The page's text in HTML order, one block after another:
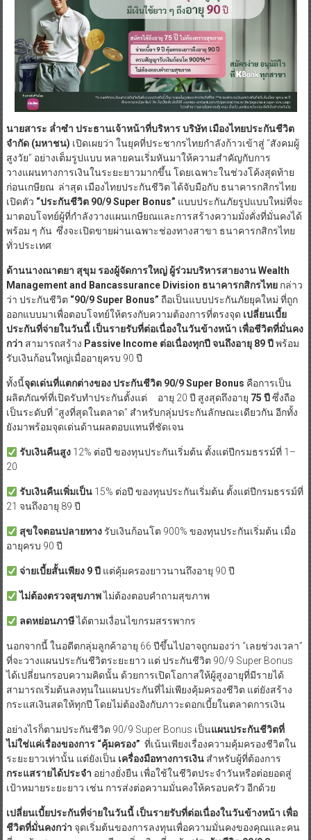
นายสาระ ล่ำซำ ประธานเจ้าหน้าที่บริหาร บริษัท เมืองไทยประกันชีวิต
จำกัด(มหาชน) เปิดเผยว่า ในยุคที่ประชากรไทยกำลังก้าวเข้าสู่ “สังคมผู้
สูงวัย” อย่างเต็มรูปแบบ หลายคนเริ่มหันมาให้ความสำคัญกับการ
วางแผนทางการเงินในระยะยาวมากขึ้น โดยเฉพาะในช่วงโค้งสุดท้าย
ก่อนเกษียณ ล่าสุด เมืองไทยประกันชีวิต ได้จับมือกับ ธนาคารกสิกรไทย
เปิดตัว “ประกันชีวิต 90/9 Super Bonus” แบบประกันภัยรูปแบบใหม่ที่จะ
มาตอบโจทย์ผู้ที่กำลังวางแผนเกษียณและการสร้างความมั่งคั่งที่มั่นคงได้
พร้อม ๆ กัน ซึ่งจะเปิดขายผ่านเฉพาะช่องทางสาขา ธนาคารกสิกรไทย
ทั่วประเทศ
ด้านนางณาตยา สุขุม รองผู้จัดการใหญ่ ผู้ร่วมบริหารสายงานWealth
Management and Bancassurance Division ธนาคารกสิกรไทย กล่าว
ว่า ประกันชีวิต “90/9 Super Bonus” ถือเป็นแบบประกันภัยยุคใหม่ ที่ถูก
ออกแบบมาเพื่อตอบโจทย์ให้ตรงกับความต้องการที่ตรงจุด เปลี่ยนเบี้ย
ประกันที่จ่ายในวันนี้ เป็นรายรับที่ต่อเนื่องในวันข้างหน้า เพื่อชีวิตที่มั่นคง
กว่า สามารถสร้าง Passive Income ต่อเนื่องทุกปี จนถึงอายุ 89 ปีพร้อม
รับเงินก้อนใหญ่เมื่ออายุครบ 90 ปี
ทั้งนี้จุดเด่นที่แตกต่างของประกันชีวิต 90/9 Super Bonus คือการเป็น
ผลิตภัณฑ์ที่เปิดรับทำประกันตั้งแต่ อายุ 20 ปี สูงสุดถึงอายุ 75 ปีซึ่งถือ
เป็นระดับที่ “สูงที่สุดในตลาด” สำหรับกลุ่มประกันลักษณะเดียวกัน อีกทั้ง
ยังมาพร้อมจุดเด่นด้านผลตอบแทนที่ชัดเจน
รับเงินคืนสูง12% ต่อปี ของทุนประกันเริ่มต้น ตั้งแต่ปีกรมธรรม์ที่ 1–
20
รับเงินคืนเพิ่มเป็น 15% ต่อปี ของทุนประกันเริ่มต้น ตั้งแต่ปีกรมธรรม์ที่
21 จนถึงอายุ 89 ปี
สุขใจตอนปลายทางรับเงินก้อนโต 900% ของทุนประกันเริ่มต้น เมื่อ
อายุครบ 90 ปี
จ่ายเบี้ยสั้นเพียง 9 ปีแต่คุ้มครองยาวนานถึงอายุ 90 ปี
ไม่ต้องตรวจสุขภาพไม่ต้องตอบคำถามสุขภาพ
ลดหย่อนภาษีได้ตามเงื่อนไขกรมสรรพากร
นอกจากนี้ ในอดีตกลุ่มลูกค้าอายุ 66 ปีขึ้นไปอาจถูกมองว่า “เลยช่วงเวลา”
ที่จะวางแผนประกันชีวิตระยะยาว แต่ ประกันชีวิต 90/9 Super Bonus
ได้เปลี่ยนกรอบความคิดนั้น ด้วยการเปิดโอกาสให้ผู้สูงอายุที่มีรายได้
สามารถเริ่มต้นลงทุนในแผนประกันที่ไม่เพียงคุ้มครองชีวิต แต่ยังสร้าง
กระแสเงินสดให้ทุกปี โดยไม่ต้องอิงกับภาวะดอกเบี้ยในตลาดการเงิน
อย่างไรก็ตามประกันชีวิต 90/9 Super Bonus เป็นแผนประกันชีวิตที่
ไม่ใช่แค่เรื่องของการ“คุ้มครอง” ที่เน้นเพียงเรื่องความคุ้มครองชีวิตใน
ระยะยาวเท่านั้น แต่ยังเป็น เครื่องมือทางการเงินสำหรับผู้ที่ต้องการ
กระแสรายได้ประจำ อย่างยั่งยืน เพื่อใช้ในชีวิตประจำวันหรือต่อยอดสู่
เป้าหมายระยะยาว เช่น การส่งต่อความมั่นคงให้ครอบครัว อีกด้วย
เปลี่ยนเบี้ยประกันที่จ่ายในวันนี้ เป็นรายรับที่ต่อเนื่องในวันข้างหน้า เพื่อ
ชีวิตที่มั่นคงกว่า จุดเริ่มต้นของการลงทุนเพื่อความมั่นคงของคุณและคน